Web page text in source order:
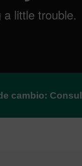
cambio: